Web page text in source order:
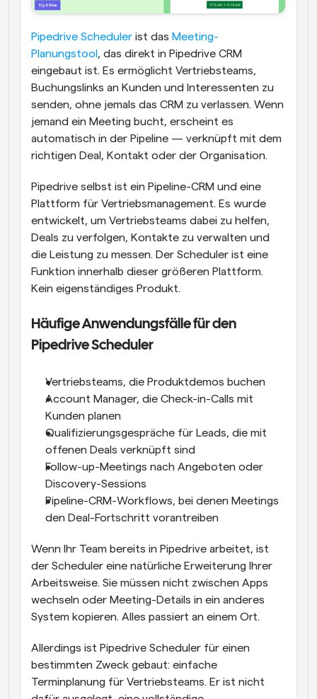
Pipedrive Scheduler ist das Meeting-
Planungstool , das direkt in Pipedrive CRM
eingebaut ist. Es ermöglicht Vertriebsteams,
Buchungslinks an Kunden und Interessenten zu
senden, ohne jemals das CRM zu verlassen. Wenn
jemand ein Meeting bucht, erscheint es
automatisch in der Pipeline — verknüpft mit dem
richtigen Deal, Kontakt oder der Organisation.
Pipedrive selbst ist ein Pipeline-CRM und eine
Plattform für Vertriebsmanagement. Es wurde
entwickelt, um Vertriebsteams dabei zu helfen,
Deals zu verfolgen, Kontakte zu verwalten und
die Leistung zu messen. Der Scheduler ist eine
Funktion innerhalb dieser größeren Plattform.
Kein eigenständiges Produkt.
Häufige Anwendungsfälle für den
Pipedrive Scheduler
Vertriebsteams, die Produktdemos buchen
Account Manager, die Check-in-Calls mit
Kunden planen
Qualifizierungsgespräche für Leads, die mit
offenen Deals verknüpft sind
Follow-up-Meetings nach Angeboten oder
Discovery-Sessions
Pipeline-CRM-Workflows, bei denen Meetings
den Deal-Fortschritt vorantreiben
Wenn Ihr Team bereits in Pipedrive arbeitet, ist
der Scheduler eine natürliche Erweiterung Ihrer
Arbeitsweise. Sie müssen nicht zwischen Apps
wechseln oder Meeting-Details in ein anderes
System kopieren. Alles passiert an einem Ort.
Allerdings ist Pipedrive Scheduler für einen
bestimmten Zweck gebaut: einfache
Terminplanung für Vertriebsteams. Er ist nicht